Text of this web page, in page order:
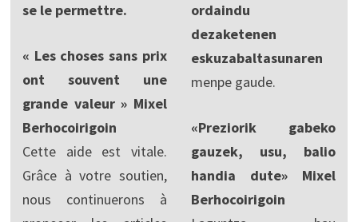
se le permettre.
« Les choses sans prix
ont souvent une
grande valeur » Mixel
Berhocoirigoin
Cette aide est vitale.
Grâce à votre soutien,
nous continuerons à
ordaindu
dezaketenen
eskuzabaltasunaren
menpe gaude.
«Preziorik gabeko
gauzek, usu, balio
handia dute» Mixel
Berhocoirigoin